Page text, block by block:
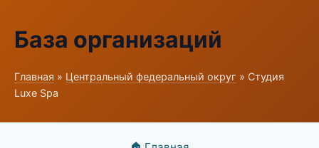
База организаций
Главная » Центральный федеральный округ » Студия
Luxe Spa